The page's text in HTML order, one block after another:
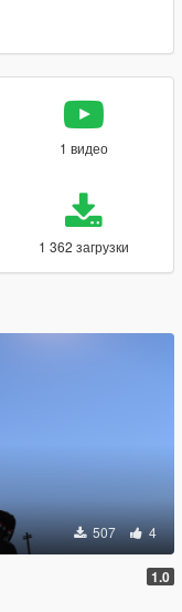
1 видео
1 362 загрузки
507 4
1.0